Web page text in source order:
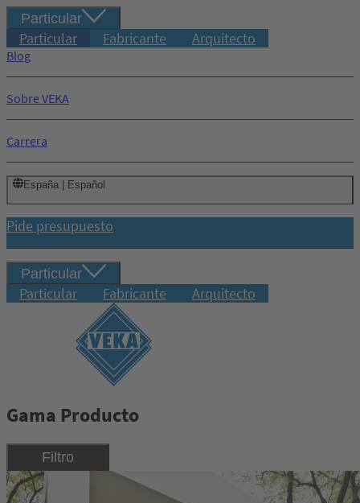
Particular
Particular Fabricante Arquitecto
Blog
Sobre VEKA
Carrera
España | Español
Pide presupuesto
Particular
Particular Fabricante Arquitecto
Gama Producto
Filtro